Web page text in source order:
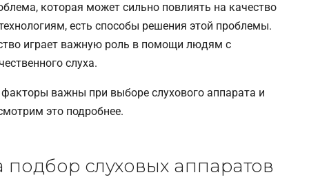
которая может сильно повлиять на качество
есть способы решения этой проблемы.
играет важную роль в помощи людям с
слуха.
важны при выборе слухового аппарата и
это подробнее.
слуховых аппаратов